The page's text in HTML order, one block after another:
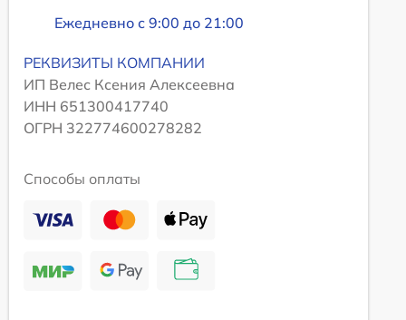
Ежедневно с 9:00 до 21:00
РЕКВИЗИТЫ КОМПАНИИ
ИП Велес Ксения Алексеевна
ИНН 651300417740
ОГРН 322774600278282
Способы оплаты